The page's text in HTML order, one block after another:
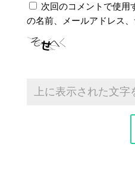
次回のコメントで使用
の名前、メールアドレス、